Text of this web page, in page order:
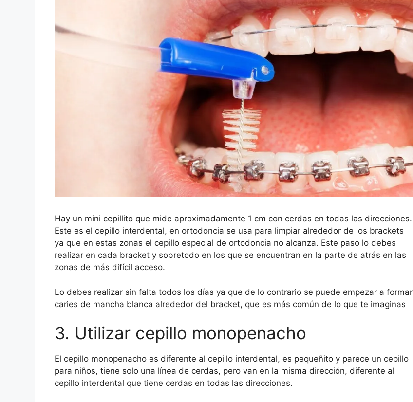
Hay un mini cepillito que mide aproximadamente 1 cm con cerdas en todas las direcciones.
Este es el cepillo interdental, en ortodoncia se usa para limpiar alrededor de los brackets
ya que en estas zonas el cepillo especial de ortodoncia no alcanza. Este paso lo debes
realizar en cada bracket y sobretodo en los que se encuentran en la parte de atrás en las
zonas de más difícil acceso.
Lo debes realizar sin falta todos los días ya que de lo contrario se puede empezar a formar
caries de mancha blanca alrededor del bracket, que es más común de lo que te imaginas
3. Utilizar cepillo monopenacho
El cepillo monopenacho es diferente al cepillo interdental, es pequeñito y parece un cepillo
para niños, tiene solo una línea de cerdas, pero van en la misma dirección, diferente al
cepillo interdental que tiene cerdas en todas las direcciones.